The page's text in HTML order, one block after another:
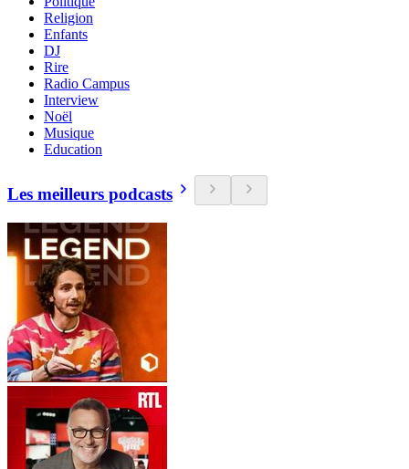
Religion
Enfants
DJ
Rire
Radio Campus
Interview
Noël
Musique
Education
Les meilleurs podcasts